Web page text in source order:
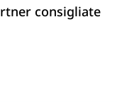
consigliate